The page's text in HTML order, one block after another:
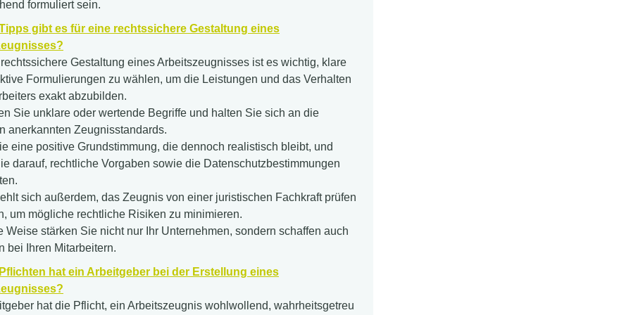
formuliert sein.
gibt es für eine rechtssichere Gestaltung eines
Gestaltung eines Arbeitszeugnisses ist es wichtig, klare
Formulierungen zu wählen, um die Leistungen und das Verhalten
exakt abzubilden.
Sie unklare oder wertende Begriffe und halten Sie sich an die
anerkannten Zeugnisstandards.
eine positive Grundstimmung, die dennoch realistisch bleibt, und
darauf, rechtliche Vorgaben sowie die Datenschutzbestimmungen
sich außerdem, das Zeugnis von einer juristischen Fachkraft prüfen
um mögliche rechtliche Risiken zu minimieren.
Weise stärken Sie nicht nur Ihr Unternehmen, sondern schaffen auch
bei Ihren Mitarbeitern.
hat ein Arbeitgeber bei der Erstellung eines
hat die Pflicht, ein Arbeitszeugnis wohlwollend, wahrheitsgetreu